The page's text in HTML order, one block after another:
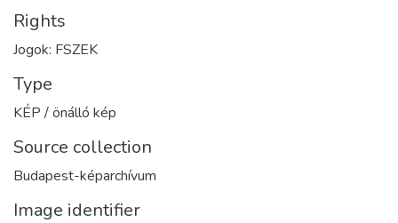
Rights
Jogok: FSZEK
Type
KÉP / önálló kép
Source collection
Budapest-képarchívum
Image identifier